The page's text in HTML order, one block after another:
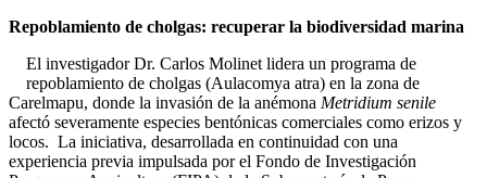
Repoblamiento de cholgas: recuperar la biodiversidad marina
El investigador Dr. Carlos Molinet lidera un programa de
repoblamiento de cholgas (Aulacomya atra) en la zona de
Carelmapu, donde la invasión de la anémona Metridium senile
afectó severamente especies bentónicas comerciales como erizos y
locos. La iniciativa, desarrollada en continuidad con una
experiencia previa impulsada por el Fondo de Investigación